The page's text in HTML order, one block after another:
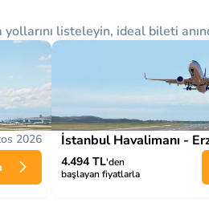
listeleyin, ideal bileti
2026
İstanbul Havalimanı -
4.494 TL'den
başlayan fiyatlarla